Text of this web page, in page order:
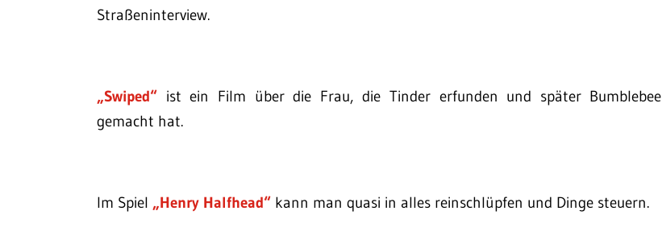
Straßeninterview.
„Swiped“ ist ein Film über die Frau, die Tinder erfunden und später Bumblebee
gemacht hat.
Im Spiel „Henry Halfhead“ kann man quasi in alles reinschlüpfen und Dinge steuern.